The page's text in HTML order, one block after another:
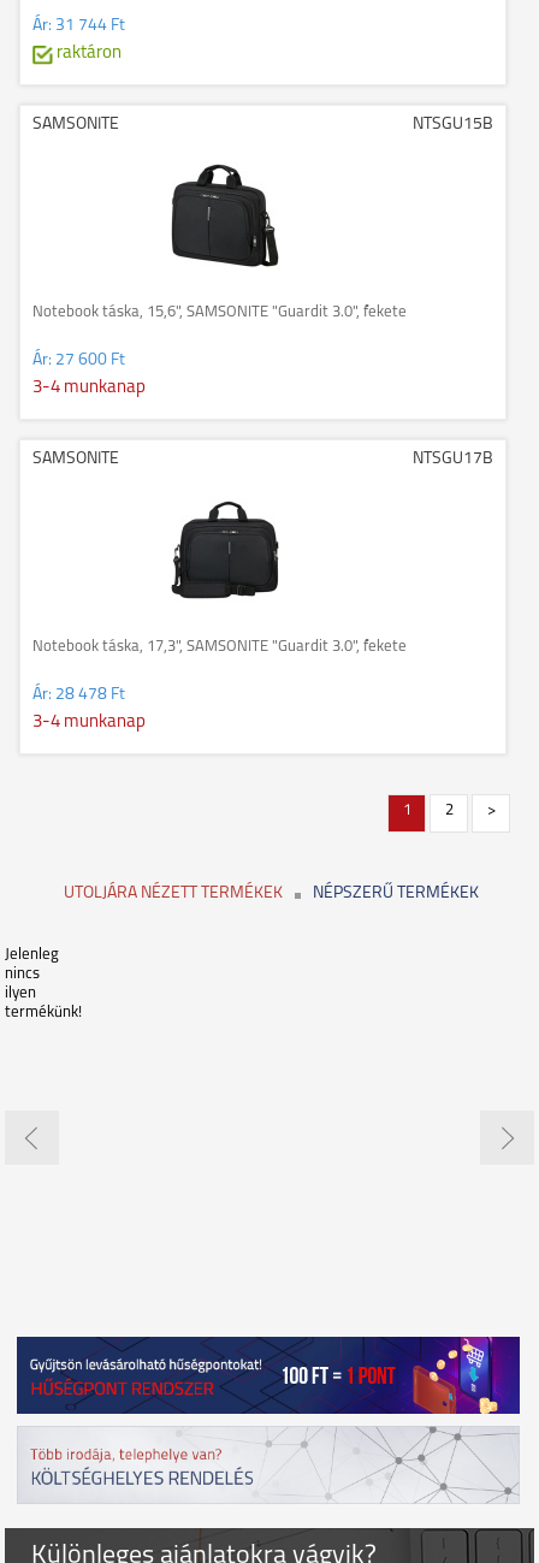
Ár: 31 744 Ft
raktáron
SAMSONITE NTSGU15B
Notebook táska, 15,6", SAMSONITE "Guardit 3.0", fekete
Ár: 27 600 Ft
3-4 munkanap
SAMSONITE NTSGU17B
Notebook táska, 17,3", SAMSONITE "Guardit 3.0", fekete
Ár: 28 478 Ft
3-4 munkanap
1 2 >
UTOLJÁRA NÉZETT TERMÉKEK NÉPSZERŰ TERMÉKEK
Jelenleg
nincs
ilyen
termékünk!
Különleges ajánlatokra vágyik?